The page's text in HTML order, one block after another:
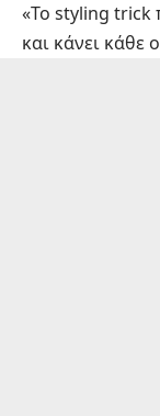
«Το styling trick
και κάνει κάθε